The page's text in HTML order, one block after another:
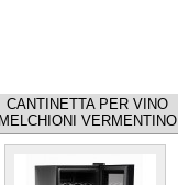
CANTINETTA PER VINO
MELCHIONI VERMENTINO